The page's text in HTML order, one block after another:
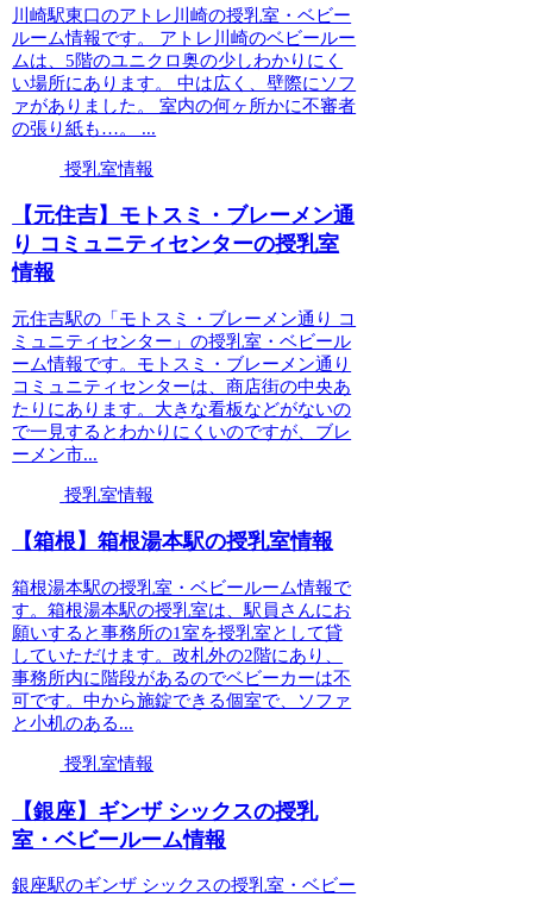
川崎駅東口のアトレ川崎の授乳室・ベビー
ルーム情報です。 アトレ川崎のベビールー
ムは、5階のユニクロ奥の少しわかりにく
い場所にあります。 中は広く、壁際にソフ
ァがありました。 室内の何ヶ所かに不審者
の張り紙も…。 ...
授乳室情報
【元住吉】モトスミ・ブレーメン通
り コミュニティセンターの授乳室
情報
元住吉駅の「モトスミ・ブレーメン通り コ
ミュニティセンター」の授乳室・ベビール
ーム情報です。モトスミ・ブレーメン通り
コミュニティセンターは、商店街の中央あ
たりにあります。大きな看板などがないの
で一見するとわかりにくいのですが、ブレ
ーメン市...
授乳室情報
【箱根】箱根湯本駅の授乳室情報
箱根湯本駅の授乳室・ベビールーム情報で
す。箱根湯本駅の授乳室は、駅員さんにお
願いすると事務所の1室を授乳室として貸
していただけます。改札外の2階にあり、
事務所内に階段があるのでベビーカーは不
可です。中から施錠できる個室で、ソファ
と小机のある...
授乳室情報
【銀座】ギンザ シックスの授乳
室・ベビールーム情報
銀座駅のギンザ シックスの授乳室・ベビー